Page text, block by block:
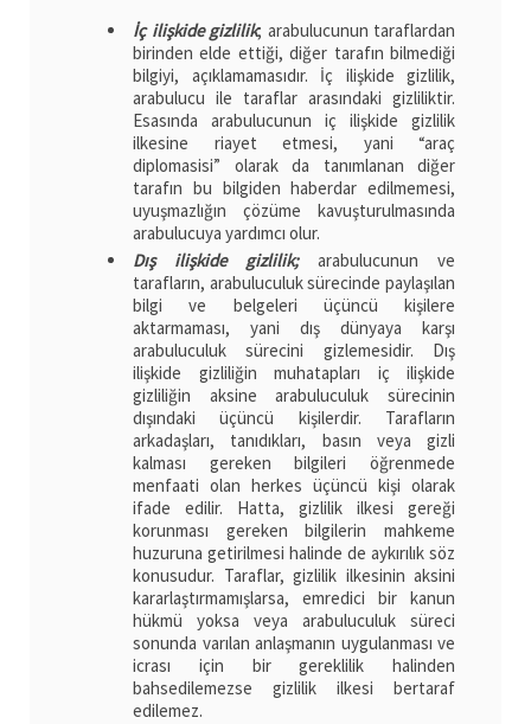
İç ilişkide gizlilik; arabulucunun taraflardan
birinden elde ettiği, diğer tarafın bilmediği
bilgiyi, açıklamamasıdır. İç ilişkide gizlilik,
arabulucu ile taraflar arasındaki gizliliktir.
Esasında arabulucunun iç ilişkide gizlilik
ilkesine riayet etmesi, yani “araç
diplomasisi” olarak da tanımlanan diğer
tarafın bu bilgiden haberdar edilmemesi,
uyuşmazlığın çözüme kavuşturulmasında
arabulucuya yardımcı olur.
Dış ilişkide gizlilik;arabulucunun ve
tarafların, arabuluculuk sürecinde paylaşılan
bilgi ve belgeleri üçüncü kişilere
aktarmaması, yani dış dünyaya karşı
arabuluculuk sürecini gizlemesidir. Dış
ilişkide gizliliğin muhatapları iç ilişkide
gizliliğin aksine arabuluculuk sürecinin
dışındaki üçüncü kişilerdir. Tarafların
arkadaşları, tanıdıkları, basın veya gizli
kalması gereken bilgileri öğrenmede
menfaati olan herkes üçüncü kişi olarak
ifade edilir. Hatta, gizlilik ilkesi gereği
korunması gereken bilgilerin mahkeme
huzuruna getirilmesi halinde de aykırılık söz
konusudur. Taraflar, gizlilik ilkesinin aksini
kararlaştırmamışlarsa, emredici bir kanun
hükmü yoksa veya arabuluculuk süreci
sonunda varılan anlaşmanın uygulanması ve
icrası için bir gereklilik halinden
bahsedilemezse gizlilik ilkesi bertaraf
edilemez.